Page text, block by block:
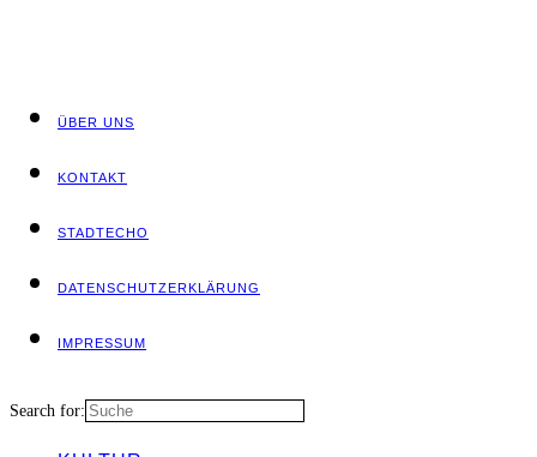
ÜBER UNS
KON­TAKT
STADT­ECHO
DATEN­SCHUTZ­ER­KLÄ­RUNG
IMPRES­SUM
Search for: